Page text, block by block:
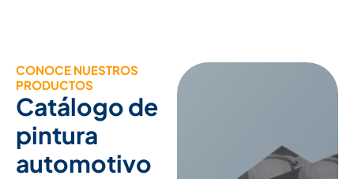
CONOCE NUESTROS
PRODUCTOS
Catálogo de
pintura
automotivo